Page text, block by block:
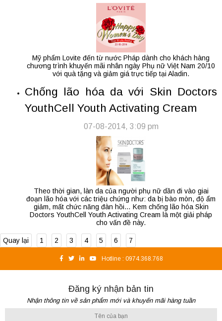
Mỹ phẩm Lovite đến từ nước Pháp dành cho khách hàng
chương trình khuyến mãi nhân ngày Phụ nữ Việt Nam 20/10
với quà tặng và giảm giá trực tiếp tại Aladin.
Chống lão hóa da với Skin Doctors
YouthCell Youth Activating Cream
07-08-2014, 3:09 pm
Theo thời gian, làn da của người phụ nữ dần đi vào giai
đoạn lão hóa với các triệu chứng như: da bị bào mòn, độ ẩm
giảm, mất chức năng đàn hồi… Kem chống lão hóa Skin
Doctors YouthCell Youth Activating Cream là một giải pháp
cho vấn đề này.
Quay lại 1 2 3 4 5 6 7
Hotline : 0974.368.768
Đăng ký nhận bản tin
Nhận thông tin về sản phẩm mới và khuyến mãi hàng tuần